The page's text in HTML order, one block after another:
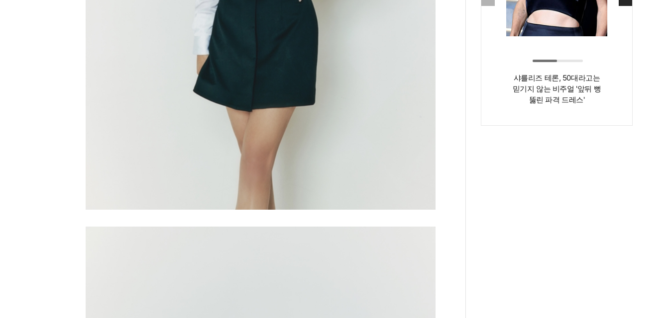
샤를리즈 테론, 50대라고는
믿기지 않는 비주얼 '앞뒤 뻥
뚫린 파격 드레스'